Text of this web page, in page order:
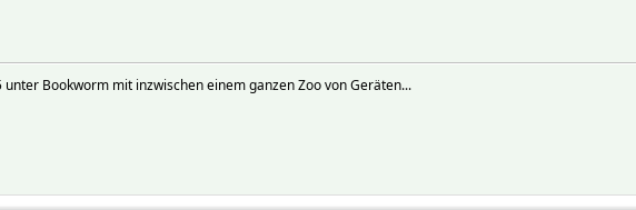
unter Bookworm mit inzwischen einem ganzen Zoo von Geräten...